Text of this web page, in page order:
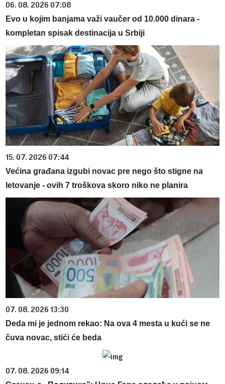
06. 08. 2026 07:08
Evo u kojim banjama važi vaučer od 10.000 dinara -
kompletan spisak destinacija u Srbiji
15. 07. 2026 07:44
Većina građana izgubi novac pre nego što stigne na
letovanje - ovih 7 troškova skoro niko ne planira
07. 08. 2026 13:30
Deda mi je jednom rekao: Na ova 4 mesta u kući se ne
čuva novac, stići će beda
07. 08. 2026 09:14